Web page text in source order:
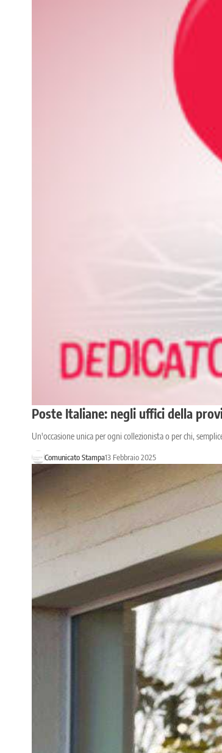
Poste Italiane: negli uffici della
Un'occasione unica per ogni collezionista o per chi,
Comunicato Stampa13 Febbraio 2025